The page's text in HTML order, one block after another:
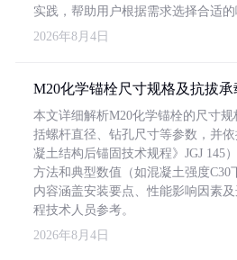
实践，帮助用户根据需求选择合适的
2026年8月4日
M20化学锚栓尺寸规格及抗拔
本文详细解析M20化学锚栓的尺寸
括螺杆直径、钻孔尺寸等参数，并
凝土结构后锚固技术规程》JGJ 145
方法和典型数值（如混凝土强度C30
内容涵盖安装要点、性能影响因素
程技术人员参考。
2026年8月4日